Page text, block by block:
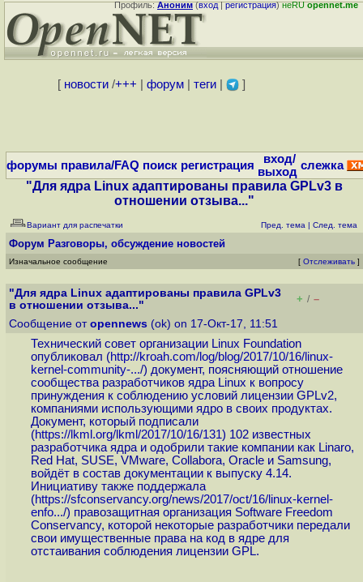
Профиль:Аноним(вход|регистрация)неRUopennet.me
[ новости/+++ форум| теги| ]
форумы правила/FAQ поиск регистрация
вход/
выход слежка
"Для ядра Linux адаптированы правила GPLv3 в
отношении отзыва..."
Вариант для распечатки Пред. тема | След. тема
Форум Разговоры, обсуждение новостей
Изначальное сообщение [ Отслеживать ]
"Для ядра Linux адаптированы правила GPLv3
в отношении отзыва..."
+ / –
Сообщение от opennews (ok) on 17-Окт-17, 11:51
Технический совет организации Linux Foundation
опубликовал (http://kroah.com/log/blog/2017/10/16/linux-
kernel-community-.../) документ, поясняющий отношение
сообщества разработчиков ядра Linux к вопросу
принуждения к соблюдению условий лицензии GPLv2,
компаниями использующими ядро в своих продуктах.
Документ, который подписали
(https://lkml.org/lkml/2017/10/16/131) 102 известных
разработчика ядра и одобрили такие компании как Linaro,
Red Hat, SUSE, VMware, Collabora, Oracle и Samsung,
войдёт в состав документации к выпуску 4.14.
Инициативу также поддержала
(https://sfconservancy.org/news/2017/oct/16/linux-kernel-
enfo.../) правозащитная организация Software Freedom
Conservancy, которой некоторые разработчики передали
свои имущественные права на код в ядре для
отстаивания соблюдения лицензии GPL.